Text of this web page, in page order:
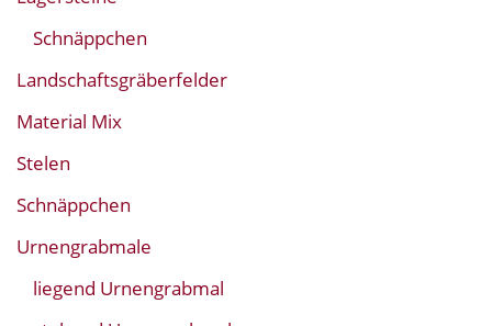
Schnäppchen
Landschaftsgräberfelder
Material Mix
Stelen
Schnäppchen
Urnengrabmale
liegend Urnengrabmal